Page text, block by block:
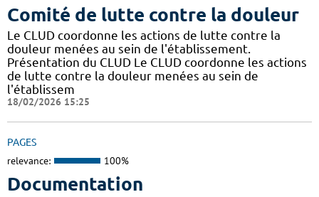
Comité de lutte contre la douleur
Le CLUD coordonne les actions de lutte contre la
douleur menées au sein de l'établissement.
Présentation du CLUD Le CLUD coordonne les actions
de lutte contre la douleur menées au sein de
l'établissem
18/02/2026 15:25
PAGES
relevance: 100%
Documentation